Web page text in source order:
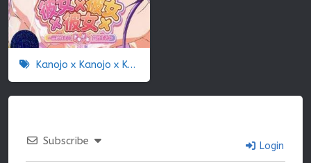
Kanojo x Kanojo x Kanojo
Subscribe Login